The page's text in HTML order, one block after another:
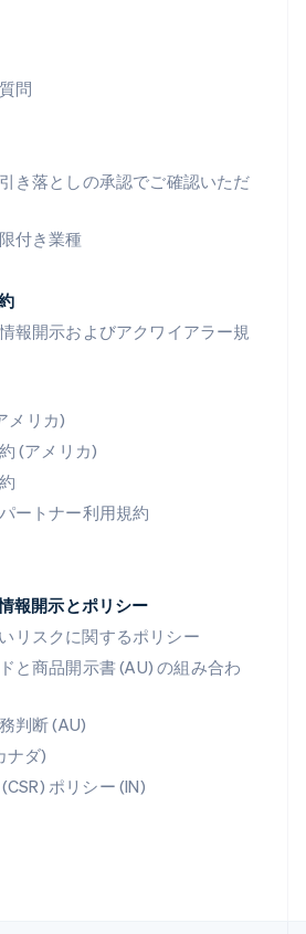
問
き落としの承認でご確認いただ
付き業種
報開示およびアクワイアラー規
メリカ)
(アメリカ)
ートナー利用規約
報開示とポリシー
リスクに関するポリシー
と商品開示書 (AU) の組み合わ
判断 (AU)
ナダ)
ポリシー (IN)
DeutschEnglish
ン